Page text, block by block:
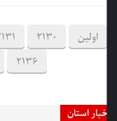
اولین 2130
2131
2136
استان